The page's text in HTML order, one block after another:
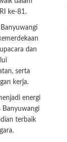
ke-81.
dan
serta
kerja.
energi
Banyuwangi
terbaik